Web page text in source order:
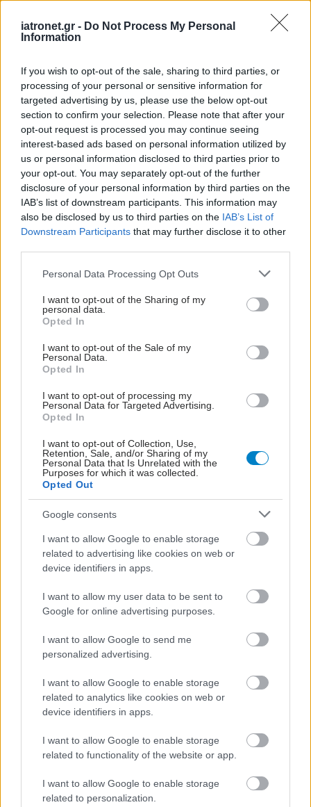
iatronet.gr - Do Not Process My Personal
Information
If you wish to opt-out of the sale, sharing to third parties, or
processing of your personal or sensitive information for
targeted advertising by us, please use the below opt-out
section to confirm your selection. Please note that after your
opt-out request is processed you may continue seeing
interest-based ads based on personal information utilized by
us or personal information disclosed to third parties prior to
your opt-out. You may separately opt-out of the further
disclosure of your personal information by third parties on the
IAB’s list of downstream participants. This information may
also be disclosed by us to third parties on the IAB’s List of
Downstream Participants that may further disclose it to other
Please note that this website/app uses one or more Google
not limited to your visit or usage behaviour. You may click to
grant or deny consent to Google and its third-party tags to
use your data for below specified purposes in below Google
consent section.
Personal Data Processing Opt Outs
I want to opt-out of the Sharing of my
personal data.
Opted In
I want to opt-out of the Sale of my
Personal Data.
Opted In
I want to opt-out of processing my
Personal Data for Targeted Advertising.
Opted In
I want to opt-out of Collection, Use,
Retention, Sale, and/or Sharing of my
Personal Data that Is Unrelated with the
Purposes for which it was collected.
Opted Out
Google consents
I want to allow Google to enable storage
related to advertising like cookies on web or
device identifiers in apps.
I want to allow my user data to be sent to
Google for online advertising purposes.
I want to allow Google to send me
personalized advertising.
I want to allow Google to enable storage
related to analytics like cookies on web or
device identifiers in apps.
I want to allow Google to enable storage
related to functionality of the website or app.
I want to allow Google to enable storage
related to personalization.
Παρασκευή, 11 Απριλίου 2025, 14:00
Παγκόσμια απειλή η μηνιγγίτιδα - Νέες
κατευθυντήριες γραμμές από τον ΠΟΥ
Τα μικρά παιδιά κινδυνεύουν περισσότερο. Ο αριθμός των
κρουσμάτων είναι ιδιαίτερα υψηλός στις φτωχότερες χώρες
της Αφρικής.
Πέμπτη, 27 Μαρτίου 2025, 10:41
Πότε χορηγείται εμβόλιο ιλαράς, μηνιγγίτιδας
σε ενηλίκους - Το νέο πρόγραμμα εμβολιασμών
Ποια άτομα θεωρούνται άνοσα και τι προβλέπεται για όλες
τις ηλικίες άνω των 18 ετών.
Πέμπτη, 20 Μαρτίου 2025, 11:22
Αχαΐα: Συναγερμός για κρούσμα μηνιγγίτιδας σε